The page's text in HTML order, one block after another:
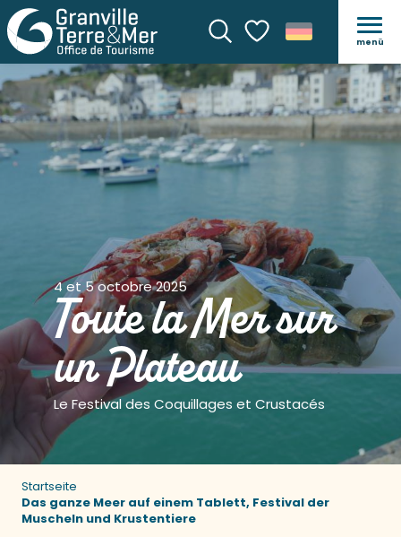
SucheVoir les favoris
menü
4 et 5 octobre 2025
Toute la Mer sur
un Plateau
Le Festival des Coquillages et Crustacés
Startseite
Das ganze Meer auf einem Tablett, Festival der
Muscheln und Krustentiere